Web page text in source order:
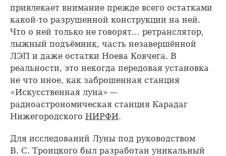
привлекает внимание прежде всего остатками
какой-то разрушенной конструкции на ней.
Что о ней только не говорят… ретранслятор,
лыжный подъёмник, часть незавершённой
ЛЭП и даже остатки Ноева Ковчега. В
реальности, это некогда передовая установка
не что иное, как заброшенная станция
«Искусственная луна» —
радиоастрономическая станция Карадаг
Нижегородского НИРФИ.
Для исследований Луны под руководством
В. С. Троицкого был разработан уникальный